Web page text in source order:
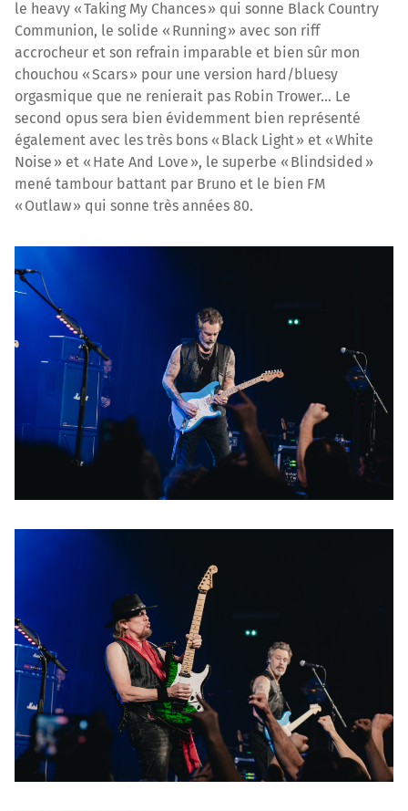
le heavy « Taking My Chances » qui sonne Black Country
Communion, le solide « Running » avec son riff
accrocheur et son refrain imparable et bien sûr mon
chouchou « Scars » pour une version hard/bluesy
orgasmique que ne renierait pas Robin Trower... Le
second opus sera bien évidemment bien représenté
également avec les très bons « Black Light » et « White
Noise » et « Hate And Love », le superbe « Blindsided »
mené tambour battant par Bruno et le bien FM
« Outlaw » qui sonne très années 80.